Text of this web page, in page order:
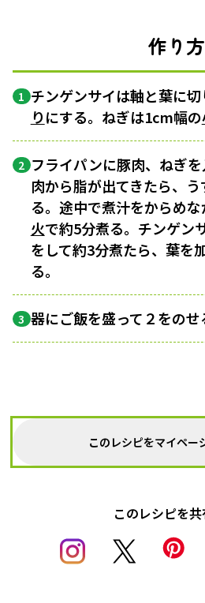
作り方
1 チンゲンサイは軸と葉に
りにする。ねぎは1cm幅の
2 フライパンに豚肉、ねぎを
肉から脂が出てきたら、
る。途中で煮汁をからめ
火で約5分煮る。チンゲン
をして約3分煮たら、葉を
る。
3 器にご飯を盛って２をのせ
このレシピをマイペー
このレシピを